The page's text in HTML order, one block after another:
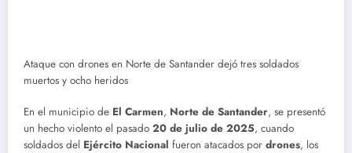
Ataque con drones en Norte de Santander dejó tres soldados
muertos y ocho heridos
En el municipio de El Carmen, Norte de Santander, se presentó
un hecho violento el pasado 20 de julio de 2025, cuando
soldados del Ejército Nacional fueron atacados por drones, los